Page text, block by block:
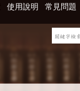
使用說明 常見問題